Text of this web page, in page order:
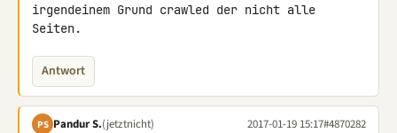
irgendeinem Grund crawled der nicht alle
Seiten.
Antwort
PS Pandur S.(jetztnicht) 2017-01-19 15:17#4870282